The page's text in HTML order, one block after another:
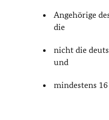
Angehörige
die
nicht die
und
mindestens